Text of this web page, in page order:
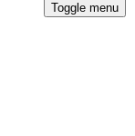
Toggle menu